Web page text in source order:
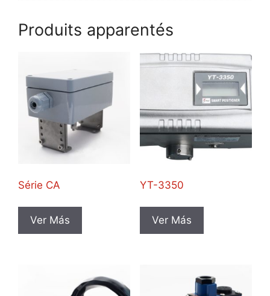
Produits apparentés
Série CA
Ver Más
YT-3350
Ver Más